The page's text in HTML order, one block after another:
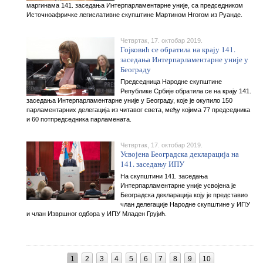
маргинама 141. заседања Интерпарламентарне уније, са председником
Источноафричке легислативне скупштине Мартином Нгогом из Руанде.
Четвртак, 17. октобар 2019.
Гојковић се обратила на крају 141.
заседања Интерпарламентарне уније у
Београду
Председница Народне скупштине
Републике Србије обратила се на крају 141.
заседања Интерпарламентарне уније у Београду, које је окупило 150
парламентарних делегација из читавог света, међу којима 77 председника
и 60 потпредседника парламената.
Четвртак, 17. октобар 2019.
Усвојена Београдска декларација на
141. заседању ИПУ
На скупштини 141. заседања
Интерпарламентарне уније усвојена је
Београдска декларација коју је представио
члан делегације Народне скупштине у ИПУ
и члан Извршног одбора у ИПУ Младен Грујић.
1 2 3 4 5 6 7 8 9 10